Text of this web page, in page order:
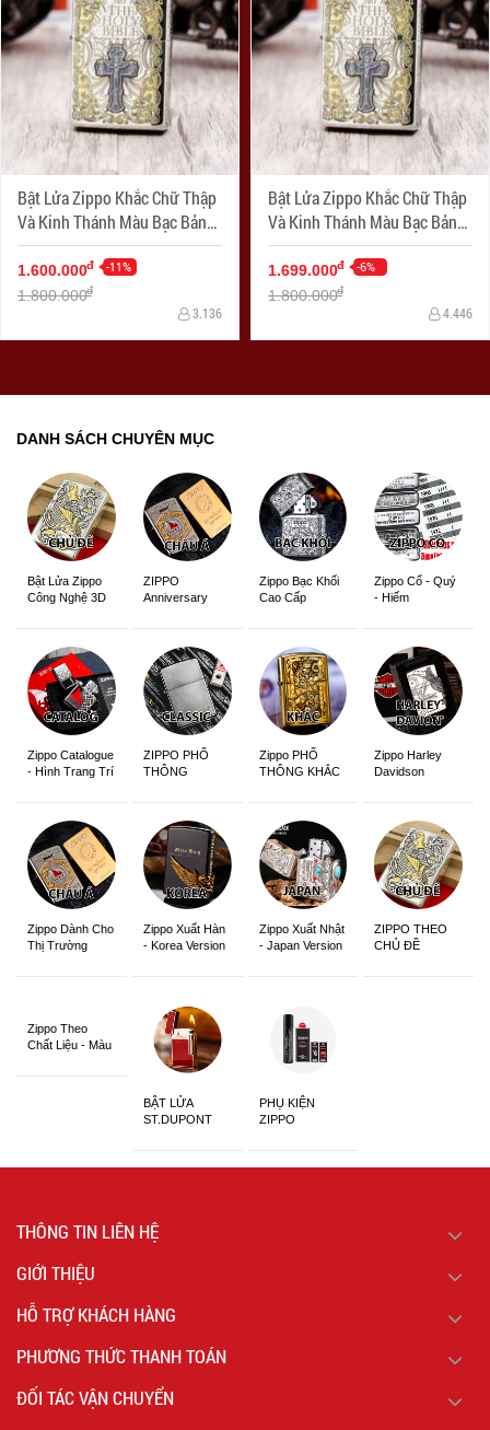
Bật Lửa Zippo Khắc Chữ Thập
Và Kinh Thánh Màu Bạc Bản
Ốp Nổi
1.600.000đ -11%
1.800.000đ
3.136
Bật Lửa Zippo Khắc Chữ Thập
Và Kinh Thánh Màu Bạc Bản
Ốp Nổi Aromr
1.699.000đ -6%
1.800.000đ
4.446
DANH SÁCH CHUYÊN MỤC
Bật Lửa Zippo
Công Nghệ 3D
ZIPPO
Anniversary
Zippo Bạc Khối
Cao Cấp
Zippo Cổ - Quý
- Hiếm
Zippo Catalogue
- Hình Trang Trí
ZIPPO PHỔ
THÔNG
Zippo PHỔ
THÔNG KHẮC
Zippo Harley
Davidson
Zippo Dành Cho
Thị Trường
Zippo Xuất Hàn
- Korea Version
Zippo Xuất Nhật
- Japan Version
ZIPPO THEO
CHỦ ĐỀ
Zippo Theo
Chất Liệu - Màu
BẬT LỬA
ST.DUPONT
PHỤ KIỆN
ZIPPO
THÔNG TIN LIÊN HỆ
GIỚI THIỆU
HỖ TRỢ KHÁCH HÀNG
PHƯƠNG THỨC THANH TOÁN
ĐỐI TÁC VẬN CHUYỂN